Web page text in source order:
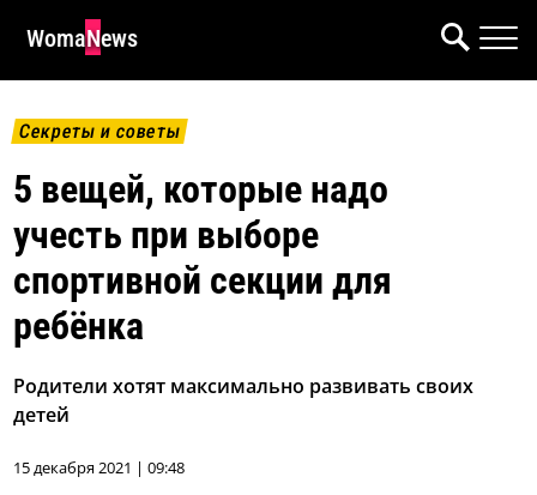
WomaNews
Секреты и советы
5 вещей, которые надо
учесть при выборе
спортивной секции для
ребёнка
Родители хотят максимально развивать своих
детей
15 декабря 2021 | 09:48